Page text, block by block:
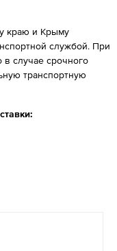
краю и Крыму
службой. При
в случае срочного
транспортную